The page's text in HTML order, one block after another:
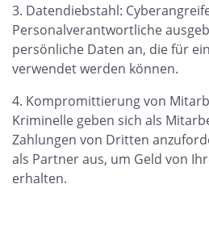
Datendiebstahl:
Personalverantwortliche
persönliche Daten an, die für
verwendet werden können.
Kompromittierung von
Kriminelle geben sich als
Zahlungen von Dritten
als Partner aus, um Geld von
erhalten.